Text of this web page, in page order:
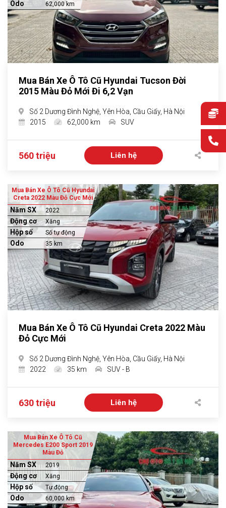
Odo 62,000 km
Mua Bán Xe Ô Tô Cũ Hyundai Tucson Đời
2015 Màu Đỏ Mới Đi 6,2 Vạn
Số 2 Dương Đình Nghệ, Yên Hòa, Cầu Giấy, Hà Nội
2015
62,000 km SUV
560 triệu Liên hệ
Mua Bán Xe Ô Tô Cũ Hyundai
Creta 2022 Màu Đỏ Cực Mới
Năm SX 2022
Động cơ Xăng
Hộp số Số tự động
Odo 35 km
Mua Bán Xe Ô Tô Cũ Hyundai Creta 2022 Màu
Đỏ Cực Mới
Số 2 Dương Đình Nghệ, Yên Hòa, Cầu Giấy, Hà Nội
2022
35 km SUV - B
630 triệu Liên hệ
Mua Bán Xe Ô Tô Cũ
Mercedes E200 Sport 2019
Màu Đỏ
Năm SX 2019
Động cơ Xăng
Hộp số Tự động
Odo 60,000 km